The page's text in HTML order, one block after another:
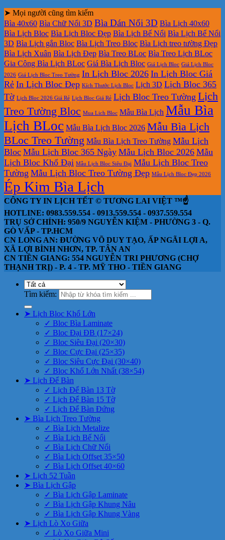
➤ Mọi người cũng tìm kiếm
Bìa 40x60 Bìa Chữ Nổi 3D Bìa Dán Nổi 3D Bìa Lịch 40x60
Bìa Lịch Bloc Bìa Lịch Bloc Đẹp Bìa Lịch Bế Nổi Bìa Lịch Bế Nổi
3D Bìa Lịch gắn Bloc Bìa Lịch Treo Bloc Bìa Lịch treo tường Đẹp
Bìa Lịch Xuân Bìa Lịch Đẹp Bìa Treo BLoc Bìa Treo Lịch BLoc
Gia Công Bìa Lịch BLoc Giá Bìa Lịch Bloc Giá Lịch Bloc Giá Lịch Bloc
2026 Giá Lịch Bloc Treo Tường In Lịch Bloc 2026 In Lịch Bloc Giá
Rẻ In Lịch Bloc Đẹp Kích Thước Lịch Bloc Lịch 3D Lịch Bloc 365
Tờ Lịch Bloc 2026 Giá Rẻ Lịch Bloc Giá Rẻ Lịch Bloc Treo Tường Lịch
Treo Tường Bloc Mua Lich Bloc Mẫu Bìa Lịch Mẫu Bìa
Lịch BLoc Mẫu Bìa Lịch Bloc 2026 Mẫu Bìa Lịch
BLoc Treo Tường Mẫu Bìa Lịch Treo Tường Mẫu Lịch
Bloc Mẫu Lịch Bloc 365 Ngày Mẫu Lịch Bloc 2026 Mẫu
Lịch Bloc Khổ Đại Mẫu Lịch Bloc Siêu Đại Mẫu Lịch Bloc Treo
Tường Mẫu Lịch Bloc Treo Tường Đẹp Mẫu Lịch Bloc Đẹp 2026
Ép Kim Bìa Lịch
CÔNG TY IN LỊCH TẾT © TƯƠNG LAI VIỆT ™☝️
HOTLINE: 0983.559.554 - 0913.559.554 - 0937.559.554
TRỤ SỞ CHÍNH: 950/9 NGUYỄN KIỆM - PHƯỜNG 3 - Q.
GÒ VẤP - TP.HCM
CN LONG AN: ĐƯỜNG VÕ DUY TẠO, ẤP NGÃI LỢI A,
XÃ LỢI BÌNH NHƠN, TP. TÂN AN
CN TIỀN GIANG: 554 NGUYỄN TRI PHƯƠNG (CHỢ
THẠNH TRỊ) - P. 4 - TP. MỸ THO - TIỀN GIANG
Tìm kiếm:
➤ Lịch Bloc Khổ Lớn
✓ Bloc Bìa Laminate
✓ Bloc Đại ĐB (17×24)
✓ Bloc Siêu Đại (20×30)
✓ Bloc Cực Đại (25×35)
✓ Bloc Siêu Cực Đại (30×40)
✓ Bloc Khổ Lớn Nhất (38×54)
➤ Lịch Để Bàn
✓ Lịch Để Bàn 13 Tờ
✓ Lịch Để Bàn 15 Tờ
✓ Lịch Để Bàn Đứng
➤ Bìa Lịch Treo Tường
✓ Bìa Lịch Metalize
✓ Bìa Lịch Bế Nổi
✓ Bìa Lịch Chữ Nổi
✓ Bìa Lịch Offset 35×50
✓ Bìa Lịch Offset 40×60
➤ Lịch 52 Tuần
➤ Bìa Lịch Gập
✓ Bìa Lịch Gập Laminate
✓ Bìa Lịch Gập Khung Nâu
✓ Bìa Lịch Gập Khung Vàng
➤ Lịch Lò Xo Giữa
✓ Lò Xo Giữa Mini